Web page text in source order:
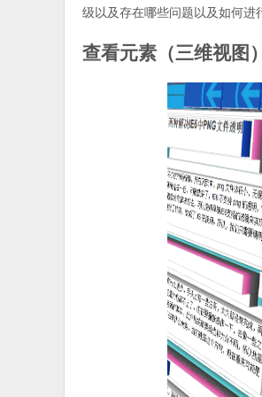
级以及存在哪些问题以及如何进
查看元素（三维视图）